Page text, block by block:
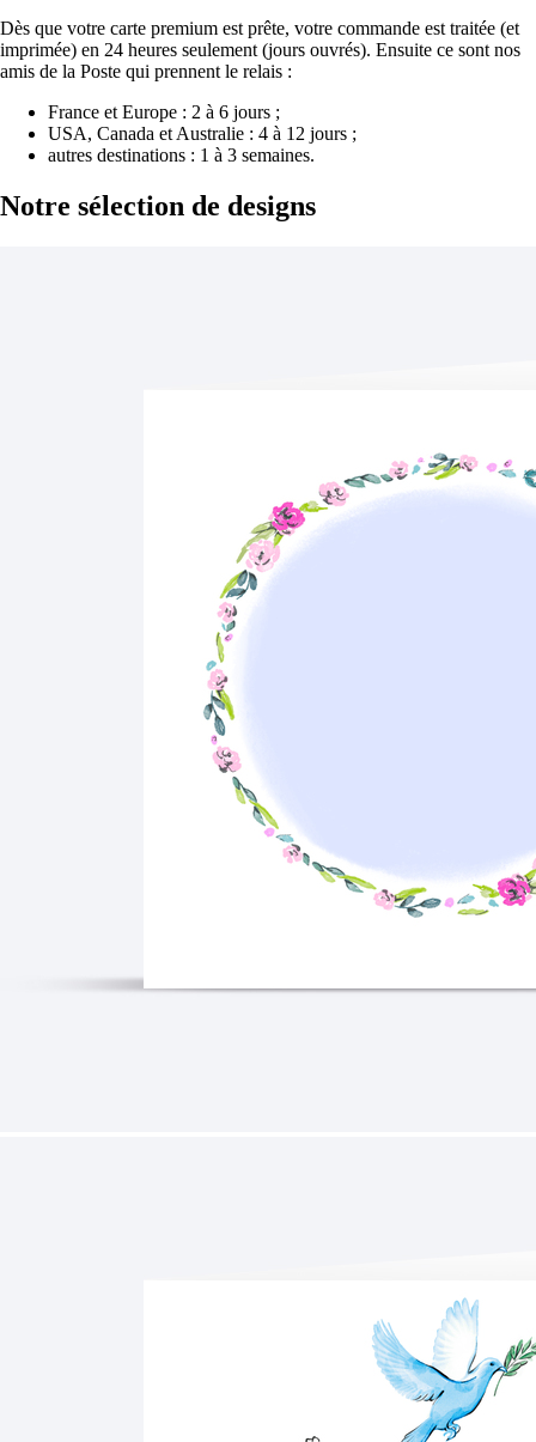
Dès que votre carte premium est prête, votre commande est traitée (et
imprimée) en 24 heures seulement (jours ouvrés). Ensuite ce sont nos
amis de la Poste qui prennent le relais :
France et Europe : 2 à 6 jours ;
USA, Canada et Australie : 4 à 12 jours ;
autres destinations : 1 à 3 semaines.
Notre sélection de designs